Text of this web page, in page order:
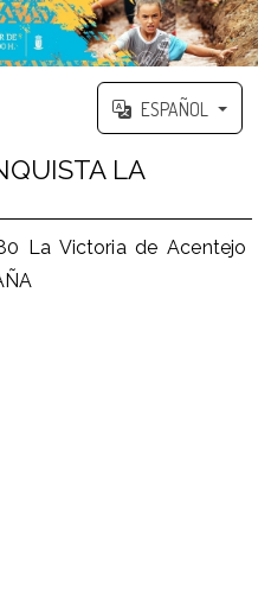
ESPAÑOL
LA
La Victoria de Acentejo